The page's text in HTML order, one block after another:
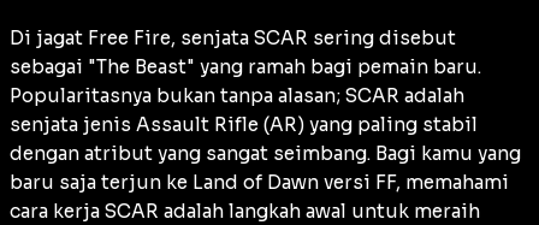
Di jagat Free Fire, senjata SCAR sering disebut
sebagai "The Beast" yang ramah bagi pemain baru.
Popularitasnya bukan tanpa alasan; SCAR adalah
senjata jenis Assault Rifle (AR) yang paling stabil
dengan atribut yang sangat seimbang. Bagi kamu yang
baru saja terjun ke Land of Dawn versi FF, memahami
cara kerja SCAR adalah langkah awal untuk meraih